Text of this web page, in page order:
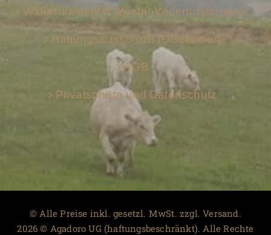
Widerrufsrecht & Muster-Widerrufsformular
Haftungsausschluß (Disclaimer)
AGB
Privatsphäre und Datenschutz
© Alle Preise inkl. gesetzl. MwSt. zzgl. Versand.
2026 © Agadoro UG (haftungsbeschränkt). Alle Rechte